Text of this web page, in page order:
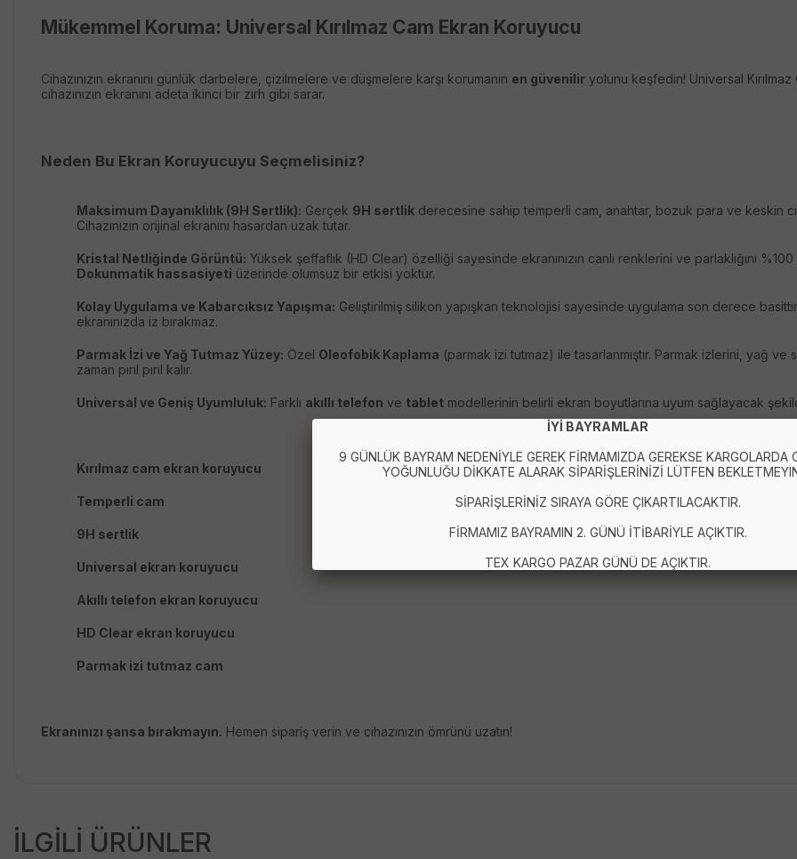
Mükemmel Koruma: Universal Kırılmaz Cam Ekran Koruyucu
Cihazınızın ekranını günlük darbelere, çizilmelere ve düşmelere karşı korumanın en güvenilir yolunu keşfedin! Universal
cihazınızın ekranını adeta ikinci bir zırh gibi sarar.
Neden Bu Ekran Koruyucuyu Seçmelisiniz?
Maksimum Dayanıklılık (9H Sertlik): Gerçek 9H sertlik derecesine sahip temperli cam, anahtar, bozuk para ve keskin
Cihazınızın orijinal ekranını hasardan uzak tutar.
Kristal Netliğinde Görüntü: Yüksek şeffaflık (HD Clear) özelliği sayesinde ekranınızın canlı renklerini ve parlaklığını
Dokunmatik hassasiyeti üzerinde olumsuz bir etkisi yoktur.
Kolay Uygulama ve Kabarcıksız Yapışma: Geliştirilmiş silikon yapışkan teknolojisi sayesinde uygulama son derece
ekranınızda iz bırakmaz.
Parmak İzi ve Yağ Tutmaz Yüzey: Özel Oleofobik Kaplama (parmak izi tutmaz) ile tasarlanmıştır. Parmak izlerini, yağ
zaman pırıl pırıl kalır.
Universal ve Geniş Uyumluluk: Farklı akıllı telefon ve tablet modellerinin belirli ekran boyutlarına uyum sağlayacak
Kırılmaz cam ekran koruyucu
Temperli cam
9H sertlik
Universal ekran koruyucu
Akıllı telefon ekran koruyucu
HD Clear ekran koruyucu
Parmak izi tutmaz cam
Ekranınızı şansa bırakmayın. Hemen sipariş verin ve cihazınızın ömrünü uzatın!
İLGİLİ ÜRÜNLER
İYİ BAYRAMLAR
9 GÜNLÜK BAYRAM NEDENİYLE GEREK FİRMAMIZDA GEREKSE KARGOLARDA
YOĞUNLUĞU DİKKATE ALARAK SİPARİŞLERİNİZİ LÜTFEN
SİPARİŞLERİNİZ SIRAYA GÖRE ÇIKARTILACAKTIR.
FİRMAMIZ BAYRAMIN 2. GÜNÜ İTİBARİYLE AÇIKTIR.
TEX KARGO PAZAR GÜNÜ DE AÇIKTIR.